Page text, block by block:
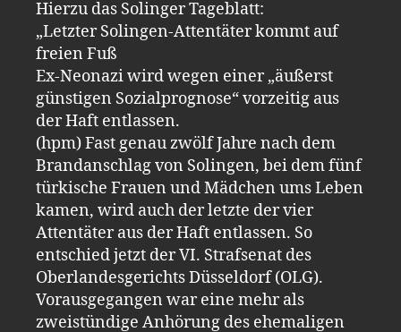
Hierzu das Solinger Tageblatt:
„Letzter Solingen-Attentäter kommt auf
freien Fuß
Ex-Neonazi wird wegen einer „äußerst
günstigen Sozialprognose“ vorzeitig aus
der Haft entlassen.
(hpm) Fast genau zwölf Jahre nach dem
Brandanschlag von Solingen, bei dem fünf
türkische Frauen und Mädchen ums Leben
kamen, wird auch der letzte der vier
Attentäter aus der Haft entlassen. So
entschied jetzt der VI. Strafsenat des
Oberlandesgerichts Düsseldorf (OLG).
Vorausgegangen war eine mehr als
zweistündige Anhörung des ehemaligen